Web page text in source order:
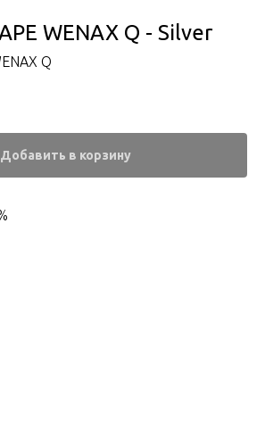
WENAX Q - Silver
Q
Добавить в корзину